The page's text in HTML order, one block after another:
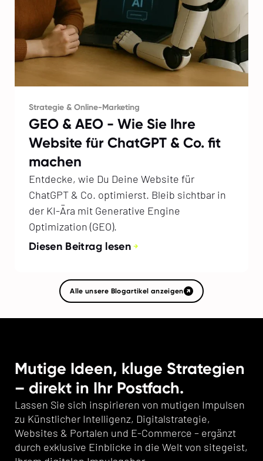
Strategie & Online-Marketing
GEO & AEO - Wie Sie Ihre
Website für ChatGPT & Co. fit
machen
Entdecke, wie Du Deine Website für
ChatGPT & Co. optimierst. Bleib sichtbar in
der KI-Ära mit Generative Engine
Optimization (GEO).
Diesen Beitrag lesen
Alle unsere Blogartikel anzeigen
Mutige Ideen, kluge Strategien
– direkt in Ihr Postfach.
Lassen Sie sich inspirieren von mutigen Impulsen
zu Künstlicher Intelligenz, Digitalstrategie,
Websites & Portalen und E-Commerce – ergänzt
durch exklusive Einblicke in die Welt von sitegeist,